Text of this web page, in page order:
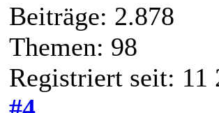
Beiträge: 2.878
Themen: 98
Registriert seit: 11